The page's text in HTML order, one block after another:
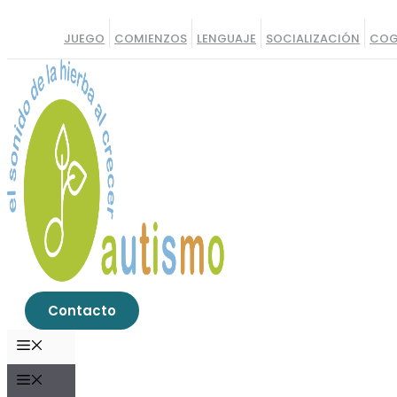
contenido
JUEGO COMIENZOS LENGUAJE SOCIALIZACIÓN
Contacto